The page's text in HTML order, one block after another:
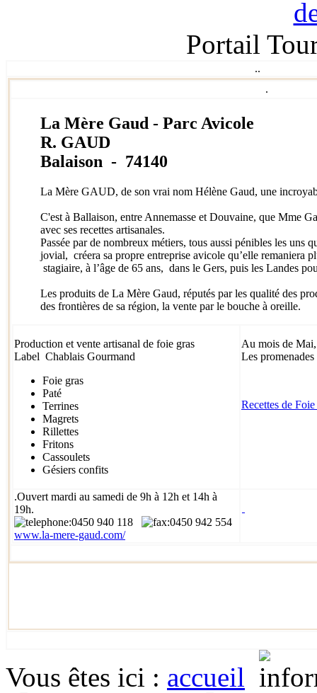
Portail
..
.
La Mère Gaud - Parc Avicole
R. GAUD
Balaison - 74140
La Mère GAUD, de son vrai nom Hélène Gaud, une
C'est à Ballaison, entre Annemasse et Douvaine, que Mme
avec ses recettes artisanales.
Passée par de nombreux métiers, tous aussi pénibles les uns
jovial, créera sa propre entreprise avicole qu’elle remaniera
stagiaire, à l’âge de 65 ans, dans le Gers, puis les Landes
Les produits de La Mère Gaud, réputés par les qualité des
des frontières de sa région, la vente par le bouche à oreille.
Production et vente artisanal de foie gras
Label Chablais Gourmand
Foie gras
Paté
Terrines
Magrets
Rillettes
Fritons
Cassoulets
Gésiers confits
Au mois de
Les
Recettes de
.Ouvert mardi au samedi de 9h à 12h et 14h à
19h.
:0450 940 118
:0450 942 554
www.la-mere-gaud.com/
Vous êtes ici : accueil